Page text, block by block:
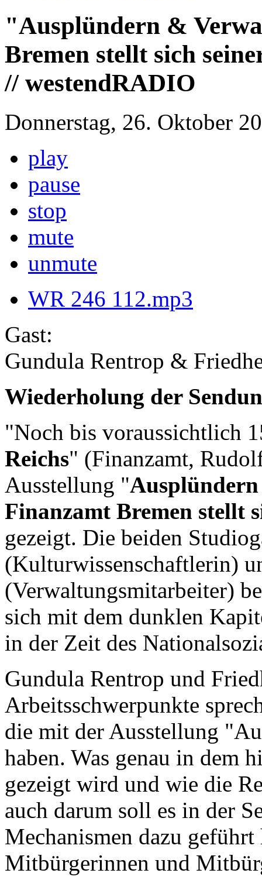
"Ausplündern &
Bremen stellt sich
// westendRADIO
Donnerstag, 26. Oktober
play
pause
stop
mute
unmute
WR 246 112.mp3
Gast:
Gundula Rentrop &
Wiederholung der
"Noch bis voraussichtlich
Reichs" (Finanzamt,
Ausstellung "
Finanzamt Bremen stellt
gezeigt. Die beiden
(Kulturwissenschaftlerin)
(Verwaltungsmitarbeiter)
sich mit dem dunklen
in der Zeit des
Gundula Rentrop und
Arbeitsschwerpunkte
die mit der Ausstellung
haben. Was genau in dem
gezeigt wird und wie die
auch darum soll es in der
Mechanismen dazu geführt
Mitbürgerinnen und